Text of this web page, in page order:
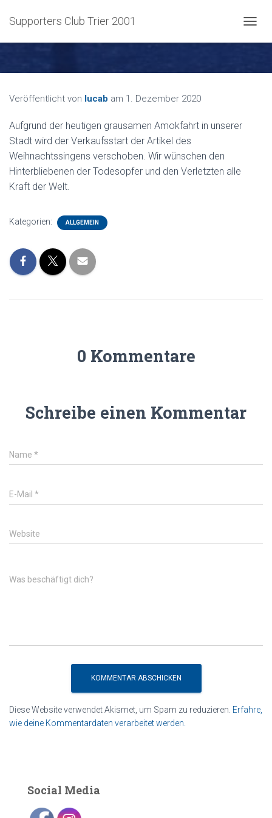
Supporters Club Trier 2001
Veröffentlicht von lucab am 1. Dezember 2020
Aufgrund der heutigen grausamen Amokfahrt in unserer
Stadt wird der Verkaufsstart der Artikel des
Weihnachtssingens verschoben. Wir wünschen den
Hinterbliebenen der Todesopfer und den Verletzten alle
Kraft der Welt.
Kategorien: ALLGEMEIN
0 Kommentare
Schreibe einen Kommentar
Name *
E-Mail *
Website
Was beschäftigt dich?
Diese Website verwendet Akismet, um Spam zu reduzieren. Erfahre,
wie deine Kommentardaten verarbeitet werden.
Social Media